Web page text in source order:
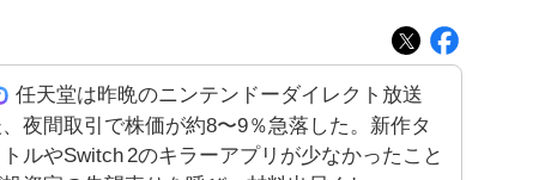
任天堂は昨晩のニンテンドーダイレクト放送
夜間取引で株価が約8〜9％急落した。新作タ
ルやSwitch 2のキラーアプリが少なかったこと